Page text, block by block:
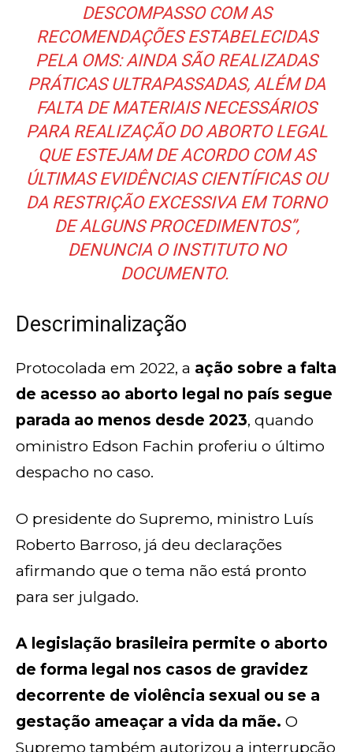
DESCOMPASSO COM AS
RECOMENDAÇÕES ESTABELECIDAS
PELA OMS: AINDA SÃO REALIZADAS
PRÁTICAS ULTRAPASSADAS, ALÉM DA
FALTA DE MATERIAIS NECESSÁRIOS
PARA REALIZAÇÃO DO ABORTO LEGAL
QUE ESTEJAM DE ACORDO COM AS
ÚLTIMAS EVIDÊNCIAS CIENTÍFICAS OU
DA RESTRIÇÃO EXCESSIVA EM TORNO
DE ALGUNS PROCEDIMENTOS”,
DENUNCIA O INSTITUTO NO
DOCUMENTO.
Descriminalização
Protocolada em 2022, a ação sobre a falta
de acesso ao aborto legal no país segue
parada ao menos desde 2023, quando
oministro Edson Fachin proferiu o último
despacho no caso.
O presidente do Supremo, ministro Luís
Roberto Barroso, já deu declarações
afirmando que o tema não está pronto
para ser julgado.
A legislação brasileira permite o aborto
de forma legal nos casos de gravidez
decorrente de violência sexual ou se a
gestação ameaçar a vida da mãe. O
Supremo também autorizou a interrupção